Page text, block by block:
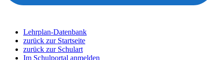
Lehrplan-Datenbank
zurück zur Startseite
zurück zur Schulart
Im Schulportal anmelden